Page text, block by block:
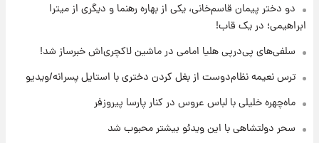
+جدول
۱۲ ساعت پیش
قیمت محصولات ایران‌خودرو و سایپا امروز شنبه
دو دختر پیمان قاسم‌خانی، یکی از بهاره رهنما و دیگری از میترا
ابراهیمی؛ در یک قاب!
سلفی‌های پی‌درپی هلیا امامی در ماشین لاکچری‌اش خبرساز شد!
ترس نعیمه نظام‌دوست از بغل کردن دختری با استایل پسرانه/ویدیو
ماه‌چهره خلیلی با لباس عروس در کنار پارسا پیروزفر
سحر دولتشاهی با این ویدئو بیشتر محبوب شد